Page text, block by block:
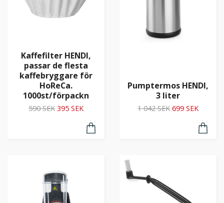
Kaffefilter HENDI,
passar de flesta
kaffebryggare för
HoReCa.
1000st/förpackn
590 SEK 395 SEK
Pumptermos HENDI,
3 liter
1 042 SEK 699 SEK